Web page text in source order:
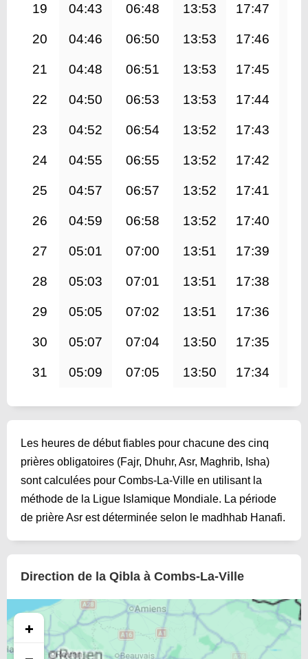
19 04:43 06:48 13:53 17:47
20 04:46 06:50 13:53 17:46
21 04:48 06:51 13:53 17:45
22 04:50 06:53 13:53 17:44
23 04:52 06:54 13:52 17:43
24 04:55 06:55 13:52 17:42
25 04:57 06:57 13:52 17:41
26 04:59 06:58 13:52 17:40
27 05:01 07:00 13:51 17:39
28 05:03 07:01 13:51 17:38
29 05:05 07:02 13:51 17:36
30 05:07 07:04 13:50 17:35
31 05:09 07:05 13:50 17:34
Les heures de début fiables pour chacune des cinq
prières obligatoires (Fajr, Dhuhr, Asr, Maghrib, Isha)
sont calculées pour Combs-La-Ville en utilisant la
méthode de la Ligue Islamique Mondiale. La période
de prière Asr est déterminée selon le madhhab Hanafi.
Direction de la Qibla à Combs-La-Ville
+